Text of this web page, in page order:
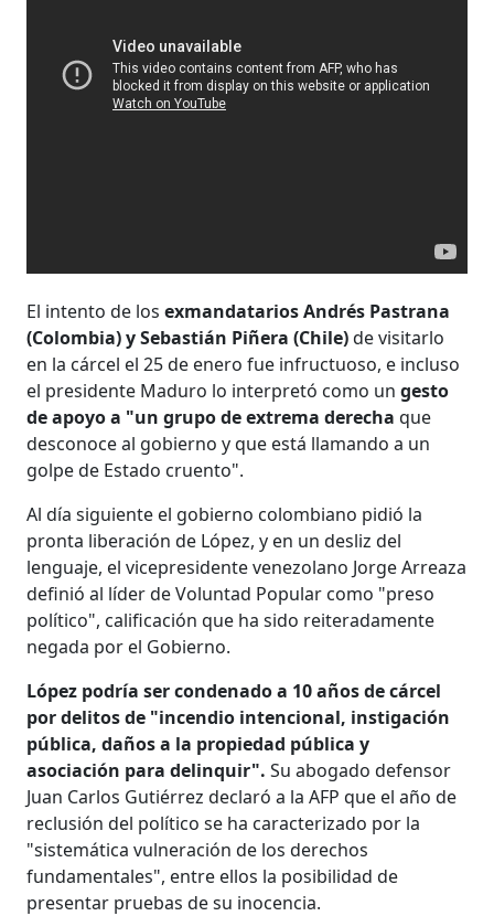
El intento de losexmandatarios Andrés Pastrana
(Colombia) y Sebastián Piñera (Chile)de visitarlo
en la cárcel el 25 de enero fue infructuoso, e incluso
el presidente Maduro lo interpretó como ungesto
de apoyo a "un grupo de extrema derechaque
desconoce al gobierno y que está llamando a un
golpe de Estado cruento".
Al día siguiente el gobierno colombiano pidió la
pronta liberación de López, y en un desliz del
lenguaje, el vicepresidente venezolano Jorge Arreaza
definió al líder de Voluntad Popular como "preso
político", calificación que ha sido reiteradamente
negada por el Gobierno.
López podría ser condenado a 10 años de cárcel
por delitos de "incendio intencional, instigación
pública, daños a la propiedad pública y
asociación para delinquir". Su abogado defensor
Juan Carlos Gutiérrez declaró a la AFP que el año de
reclusión del político se ha caracterizado por la
"sistemática vulneración de los derechos
fundamentales", entre ellos la posibilidad de
presentar pruebas de su inocencia.